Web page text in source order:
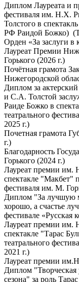
Диплом Лауреата и
фестиваля им. Н.Х.
Толстого в
РФ Раидой Божко)
Орден «За заслуги в
Лауреат Премии
Горького (2026 г.)
Почётная грамота
Нижегородской
Диплом за
и С.А. Толстой
Раиде Божко в
театрального
2025 г.)
Почетная грамота
г.)
Благодарность
Горького (2024 г.)
Лауреат премии им.
спектакле "Макбет"
фестиваля им. М.
Диплом "За лучшую
хорошо, а счастье
фестивале «Русская
Лауреат премии им.
спектакле "Тарас
театрального
2021 г.)
Лауреат премии
Диплом
сезона" за роль